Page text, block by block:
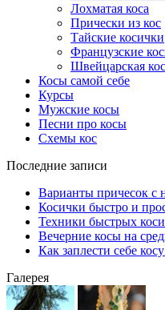
Лохматая коса
Прически из кос
Тайские косички
Французские
Швейцарская
Косы самой себе
Курсы
Мужские косы
Песни про косы
Схемы кос
Последние записи
Варианты причесок с
Косички быстро и
Техники быстрых
Вечерние косы на
Как заплести себе
Галерея